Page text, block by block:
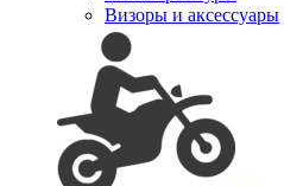
Визоры и аксессуары